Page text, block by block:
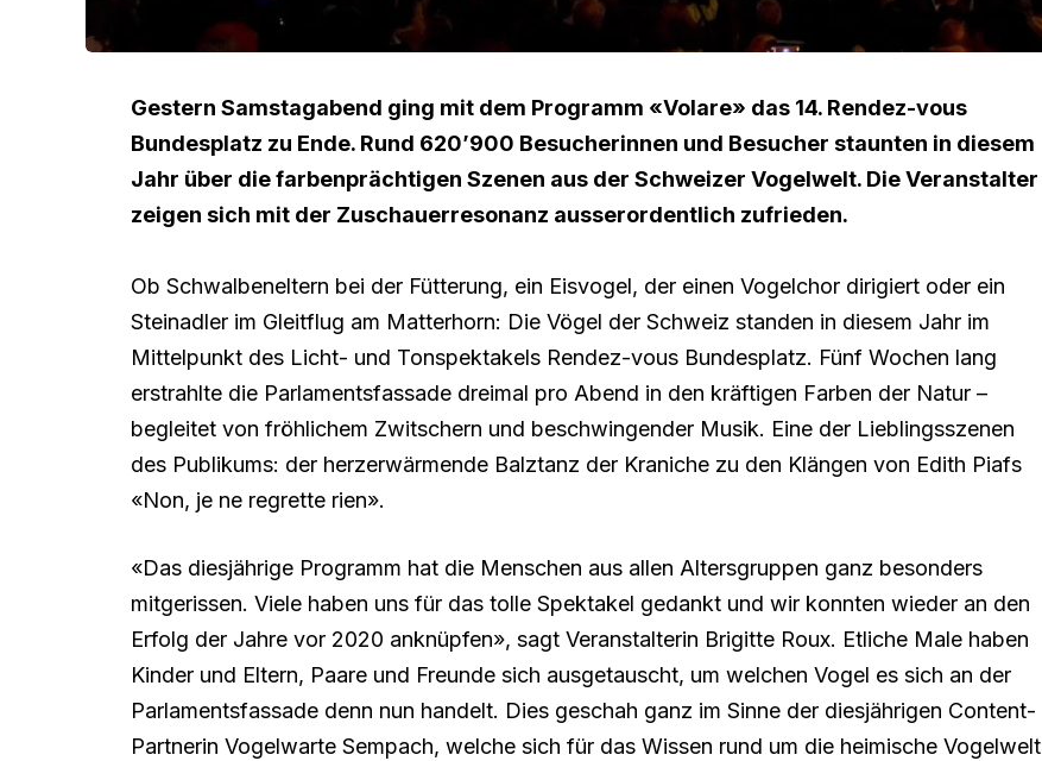
Gestern Samstagabend ging mit dem Programm «Volare» das 14. Rendez-vous
Bundesplatz zu Ende. Rund 620’900 Besucherinnen und Besucher staunten in diesem
Jahr über die farbenprächtigen Szenen aus der Schweizer Vogelwelt. Die Veranstalter
zeigen sich mit der Zuschauerresonanz ausserordentlich zufrieden.
Ob Schwalbeneltern bei der Fütterung, ein Eisvogel, der einen Vogelchor dirigiert oder ein
Steinadler im Gleitflug am Matterhorn: Die Vögel der Schweiz standen in diesem Jahr im
Mittelpunkt des Licht- und Tonspektakels Rendez-vous Bundesplatz. Fünf Wochen lang
erstrahlte die Parlamentsfassade dreimal pro Abend in den kräftigen Farben der Natur –
begleitet von fröhlichem Zwitschern und beschwingender Musik. Eine der Lieblingsszenen
des Publikums: der herzerwärmende Balztanz der Kraniche zu den Klängen von Edith Piafs
«Non, je ne regrette rien».
«Das diesjährige Programm hat die Menschen aus allen Altersgruppen ganz besonders
mitgerissen. Viele haben uns für das tolle Spektakel gedankt und wir konnten wieder an den
Erfolg der Jahre vor 2020 anknüpfen», sagt Veranstalterin Brigitte Roux. Etliche Male haben
Kinder und Eltern, Paare und Freunde sich ausgetauscht, um welchen Vogel es sich an der
Parlamentsfassade denn nun handelt. Dies geschah ganz im Sinne der diesjährigen Content-
Partnerin Vogelwarte Sempach, welche sich für das Wissen rund um die heimische Vogelwelt